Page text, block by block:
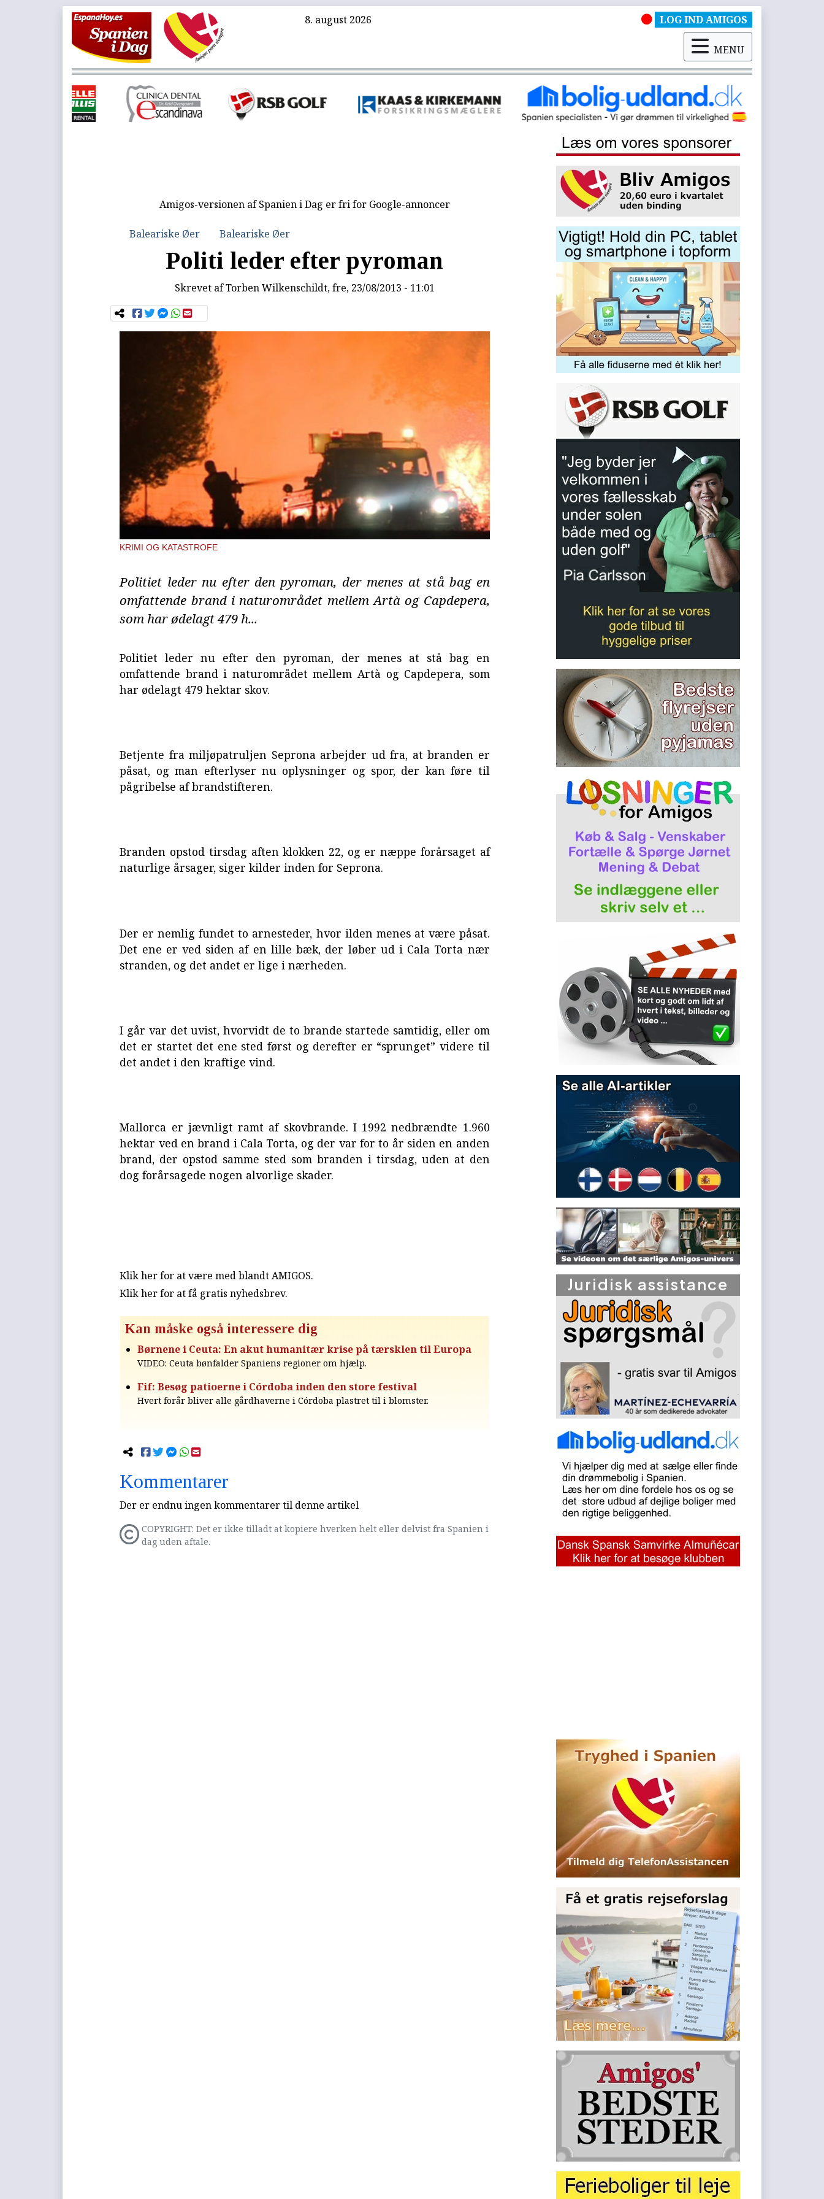
8. august 2026 LOG IND AMIGOS
MENU
Amigos-versionen af Spanien i Dag er fri for Google-annoncer
Baleariske Øer Baleariske Øer
Politi leder efter pyroman
Skrevet afTorben Wilkenschildt, fre, 23/08/2013 - 11:01
KRIMI OG KATASTROFE
Politiet leder nu efter den pyroman, der menes at stå bag en
omfattende brand i naturområdet mellem Artà og Capdepera,
som har ødelagt 479 h...
Politiet leder nu efter den pyroman, der menes at stå bag en
omfattende brand i naturområdet mellem Artà og Capdepera, som
har ødelagt 479 hektar skov.
Betjente fra miljøpatruljen Seprona arbejder ud fra, at branden er
påsat, og man efterlyser nu oplysninger og spor, der kan føre til
pågribelse af brandstifteren.
Branden opstod tirsdag aften klokken 22, og er næppe forårsaget af
naturlige årsager, siger kilder inden for Seprona.
Der er nemlig fundet to arnesteder, hvor ilden menes at være påsat.
Det ene er ved siden af en lille bæk, der løber ud i Cala Torta nær
stranden, og det andet er lige i nærheden.
I går var det uvist, hvorvidt de to brande startede samtidig, eller om
det er startet det ene sted først og derefter er “sprunget” videre til
det andet i den kraftige vind.
Mallorca er jævnligt ramt af skovbrande. I 1992 nedbrændte 1.960
hektar ved en brand i Cala Torta, og der var for to år siden en anden
brand, der opstod samme sted som branden i tirsdag, uden at den
dog forårsagede nogen alvorlige skader.
Klik her for at være med blandt AMIGOS.
Klik her for at få gratis nyhedsbrev.
Kan måske også interessere dig
Børnene i Ceuta: En akut humanitær krise på tærsklen til Europa
VIDEO: Ceuta bønfalder Spaniens regioner om hjælp.
Fif: Besøg patioerne i Córdoba inden den store festival
Hvert forår bliver alle gårdhaverne i Córdoba plastret til i blomster.
Kommentarer
Der er endnu ingen kommentarer til denne artikel
COPYRIGHT: Det er ikke tilladt at kopiere hverken helt eller delvist fra Spanien i
dag uden aftale.